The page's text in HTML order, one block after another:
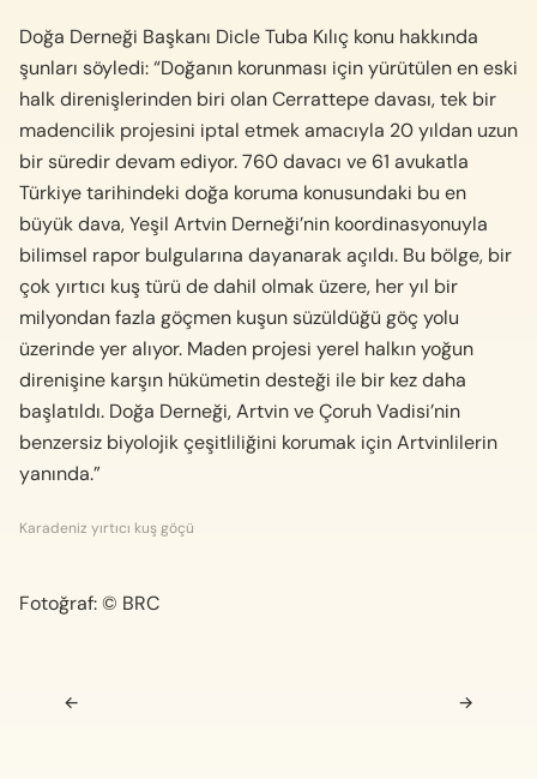
Doğa Derneği Başkanı Dicle Tuba Kılıç konu hakkında
şunları söyledi: “Doğanın korunması için yürütülen en eski
halk direnişlerinden biri olan Cerrattepe davası, tek bir
madencilik projesini iptal etmek amacıyla 20 yıldan uzun
bir süredir devam ediyor. 760 davacı ve 61 avukatla
Türkiye tarihindeki doğa koruma konusundaki bu en
büyük dava, Yeşil Artvin Derneği’nin koordinasyonuyla
bilimsel rapor bulgularına dayanarak açıldı. Bu bölge, bir
çok yırtıcı kuş türü de dahil olmak üzere, her yıl bir
milyondan fazla göçmen kuşun süzüldüğü göç yolu
üzerinde yer alıyor. Maden projesi yerel halkın yoğun
direnişine karşın hükümetin desteği ile bir kez daha
başlatıldı. Doğa Derneği, Artvin ve Çoruh Vadisi’nin
benzersiz biyolojik çeşitliliğini korumak için Artvinlilerin
yanında.”
Karadeniz yırtıcı kuş göçü
Fotoğraf: © BRC
Navigasyon sonrası
← →